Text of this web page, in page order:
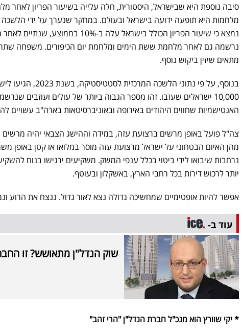
סיבה נוספת היא שבישראל, היסטורית, חלה עלייה בשיעור הפריון לאחר
נמצא כי שיעור הפריון הכולל בישראל עלה
נרשמה גם לאחר מלחמת ששת הימים ומלחמת יום הכיפורים. משפחה
מתאים שיזין ביקוש נוסף.
האנטישמיות שחווים היהודים באירופה ובאוניברסיטאות בארה"ב עשויים
צה"ל פועל באופן מרשים ברצועת עזה, במידה וההישג הצבאי יהיה מרשים
מהן האיום הבטחוני על ישראל מרצועת עזה מוסר במלואו או קטן באופן
נרחבות שיבואו לידי ביטוי בכלל ענפי המשק. משקיעים ירגישו בנוח
יותר לרכוש דירות בכל רחבי הארץ, באשקלון ובעוטף.
אפשר להיות אופטימיים שמחשיכה גדולה נצא לאור גדול. ננצח את הרוע
עוד ב-
שוק הנדל"ן מתאושש? זו
* יקי שוורץ הוא מנכ"ל חברת הנדל"ן "הרי זהב"